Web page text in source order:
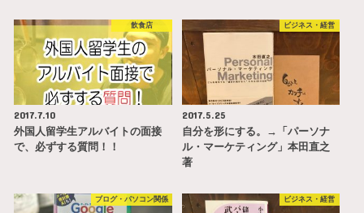
飲食店
2017.7.10
外国人留学生アルバイトの面接
で、必ずする質問！！
ビジネス・経営
2017.5.25
自分を形にする。→「パーソナ
ル・マーケティング」本田直之
著
ブログ・パソコン関係 ビジネス・経営